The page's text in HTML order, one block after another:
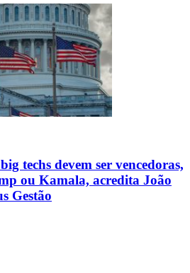
techs devem ser vencedoras,
ou Kamala, acredita João
Gestão